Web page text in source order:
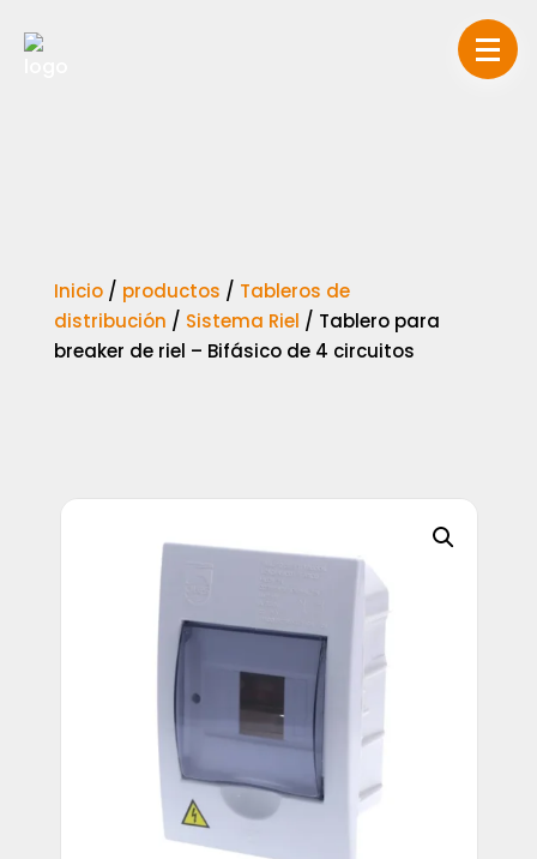
Inicio/ productos / Tableros de
distribución / Sistema Riel / Tablero para
breaker de riel – Bifásico de 4 circuitos